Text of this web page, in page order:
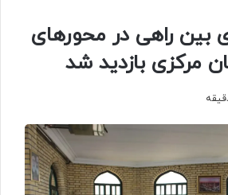
بین راهی در محورهای
مرکزی بازدید شد